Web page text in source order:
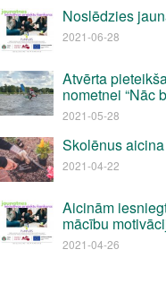
Noslēdzies
2021-06-28
Atvērta
nometnei “Nāc
2021-05-28
Skolēnus
2021-04-22
Aicinām
mācību
2021-04-26